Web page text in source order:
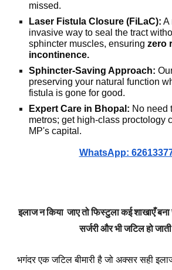
missed.
Laser Fistula Closure (FiLaC): A
invasive way to seal the tract
sphincter muscles, ensuringzero
incontinence.
Sphincter-Saving Approach:
preserving your natural function
fistula is gone for good.
Expert Care in Bhopal: No need
metros; get high-class proctology
MP's capital.
WhatsApp:
इलाज न किया जाए तो फिस्टुला कई शाखाएँ
सर्जरी और भी जटिल हो
भगंदर एक जटिल बीमारी है जो अक्सर सही